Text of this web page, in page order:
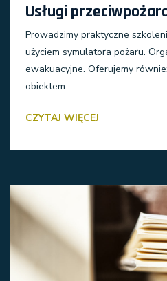
Usługi
Prowadzimy praktyczne
użyciem symulatora pożaru.
ewakuacyjne. Oferujemy
obiektem.
CZYTAJ WIĘCEJ